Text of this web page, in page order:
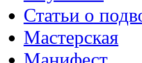
Статьи о
Мастерская